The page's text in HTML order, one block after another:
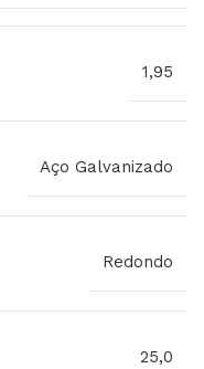
1,95
Aço Galvanizado
Redondo
25,0